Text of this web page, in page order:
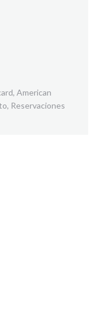
American
Reservaciones